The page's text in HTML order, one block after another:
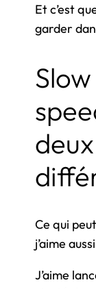
Et c’est
garder
Ce qui
j’aime
J’aime